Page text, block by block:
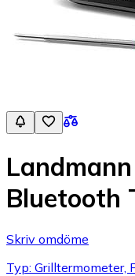
Bluetooth
Skriv omdöme
Typ: Grilltermometer,